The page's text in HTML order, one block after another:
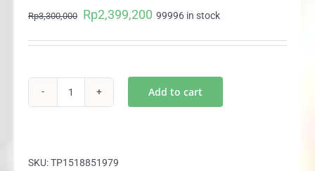
Rp3,300,000
Original
Rp2,399,200 Current
99996 in stock
4
Add to cart
SKU:TP1518851979